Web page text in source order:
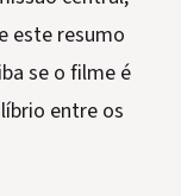
este resumo
se o filme é
entre os